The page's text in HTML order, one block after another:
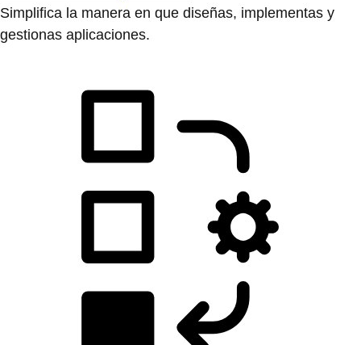
Simplifica la manera en que diseñas, implementas y
gestionas aplicaciones.